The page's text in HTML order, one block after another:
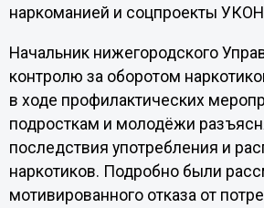
наркоманией и соцпроекты
Начальник нижегородского
контролю за оборотом
в ходе профилактических
подросткам и молодёжи
последствия употребления и
наркотиков. Подробно были
мотивированного отказа от